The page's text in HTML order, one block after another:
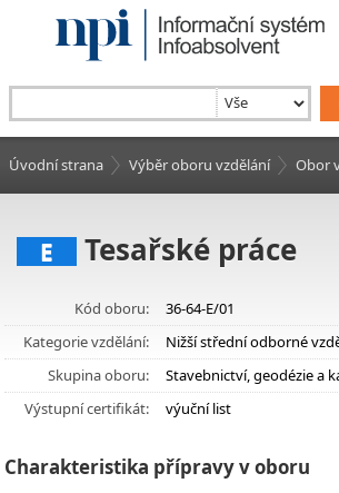
Úvodní strana Výběr oboru vzdělání Obor
E Tesařské práce
Kód oboru:
36-64-E/01
Kategorie vzdělání:
Nižší střední odborné
Skupina oboru:
Stavebnictví, geodézie a
Výstupní certifikát:
výuční list
Charakteristika přípravy v oboru